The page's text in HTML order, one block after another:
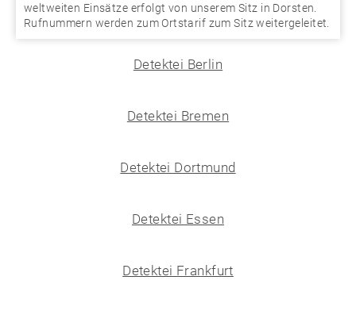
weltweiten Einsätze erfolgt von unserem Sitz in Dorsten.
Rufnummern werden zum Ortstarif zum Sitz weitergeleitet.
Detektei Berlin
Detektei Bremen
Detektei Dortmund
Detektei Essen
Detektei Frankfurt